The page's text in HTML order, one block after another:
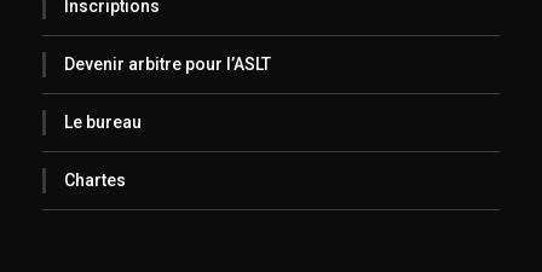
Inscriptions
Devenir arbitre pour l’ASLT
Le bureau
Chartes